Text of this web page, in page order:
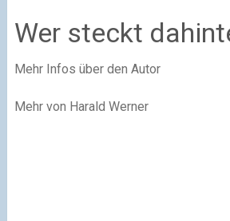
Wer steckt
Mehr Infos über den Autor
Mehr von Harald Werner